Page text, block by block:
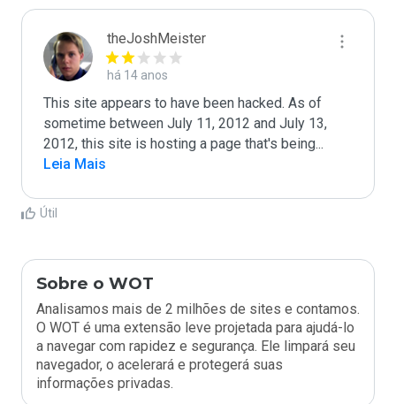
theJoshMeister
há 14 anos
This site appears to have been hacked. As of
sometime between July 11, 2012 and July 13,
2012, this site is hosting a page that's being...
Leia Mais
Útil
Sobre o WOT
Analisamos mais de 2 milhões de sites e contamos.
O WOT é uma extensão leve projetada para ajudá-lo
a navegar com rapidez e segurança. Ele limpará seu
navegador, o acelerará e protegerá suas
informações privadas.